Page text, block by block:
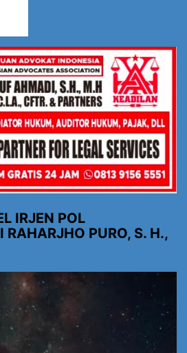
IRJEN POL
PURO, S. H.,